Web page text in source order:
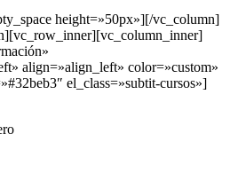
height=»50px»][/vc_column]
align=»align_left» color=»custom»
el_class=»subtit-cursos»]